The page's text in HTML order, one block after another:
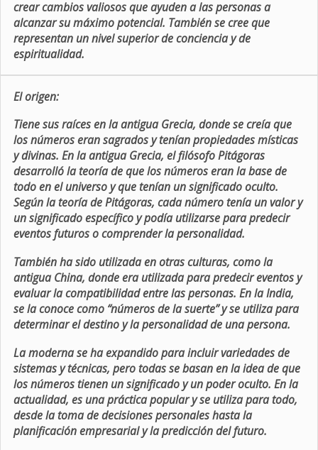
crear cambios valiosos que ayuden a las personas a
alcanzar su máximo potencial. También se cree que
representan un nivel superior de conciencia y de
espiritualidad.
El origen:
Tiene sus raíces en la antigua Grecia, donde se creía que
los números eran sagrados y tenían propiedades místicas
y divinas. En la antigua Grecia, el filósofo Pitágoras
desarrolló la teoría de que los números eran la base de
todo en el universo y que tenían un significado oculto.
Según la teoría de Pitágoras, cada número tenía un valor y
un significado específico y podía utilizarse para predecir
eventos futuros o comprender la personalidad.
También ha sido utilizada en otras culturas, como la
antigua China, donde era utilizada para predecir eventos y
evaluar la compatibilidad entre las personas. En la India,
se la conoce como “números de la suerte” y se utiliza para
determinar el destino y la personalidad de una persona.
La moderna se ha expandido para incluir variedades de
sistemas y técnicas, pero todas se basan en la idea de que
los números tienen un significado y un poder oculto. En la
actualidad, es una práctica popular y se utiliza para todo,
desde la toma de decisiones personales hasta la
planificación empresarial y la predicción del futuro.